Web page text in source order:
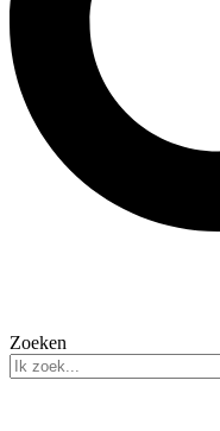
Zoeken